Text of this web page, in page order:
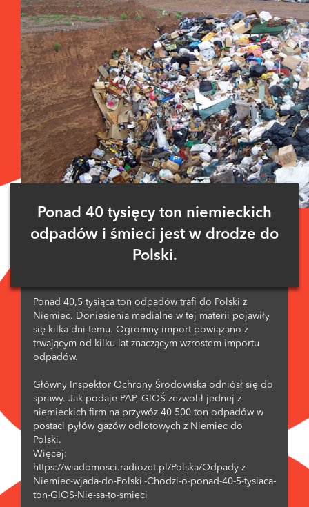
Ponad 40 tysięcy ton niemieckich
odpadów i śmieci jest w drodze do
Polski.
Ponad 40,5 tysiąca ton odpadów trafi do Polski z
Niemiec. Doniesienia medialne w tej materii pojawiły
się kilka dni temu. Ogromny import powiązano z
trwającym od kilku lat znaczącym wzrostem importu
odpadów.
Główny Inspektor Ochrony Środowiska odniósł się do
sprawy. Jak podaje PAP, GIOŚ zezwolił jednej z
niemieckich firm na przywóz 40 500 ton odpadów w
postaci pyłów gazów odlotowych z Niemiec do
Polski.
Więcej:
https://wiadomosci.radiozet.pl/Polska/Odpady-z-
Niemiec-wjada-do-Polski.-Chodzi-o-ponad-40-5-tysiaca-
ton-GIOS-Nie-sa-to-smieci